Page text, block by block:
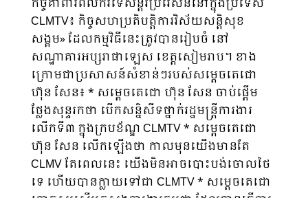
CLMTV៖ កិច្ចសហប្រតិបត្តិការវិស័យសន្តិសុខ
សង្គម» ដែលកម្មវិធីនេះត្រូវបានរៀបចំ នៅ
សណ្ឋាគារអប្សរាផាឡេស ខេត្តសៀមរាប។ ខាង
ក្រោមជាប្រសាសន៍សំខាន់ៗរបស់សម្តេចតេជោ
ហ៊ុន សែន៖ * សម្តេចតេជោ ហ៊ុន សែន ចាប់ផ្តើម
ថ្លែងសុន្ទរកថា បើកសន្និសីទថ្នាក់រដ្ឋមន្ត្រីការងារ
លើកទី៣ ក្នុងក្របខ័ណ្ឌ CLMTV * សម្តេចតេជោ
ហ៊ុន សែន លើកឡើងថា កាលមុនយើងមានតែ
CLMV តែពេលនេះ យើងមិនអាចបោះបង់ចោលថៃ
ទេ ហើយបានក្លាយទៅជា CLMTV * សម្ដេចតេជោ